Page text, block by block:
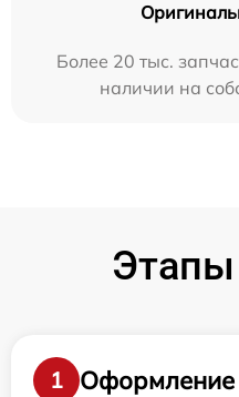
Более 20 тыс.
наличии на
1
Оформление